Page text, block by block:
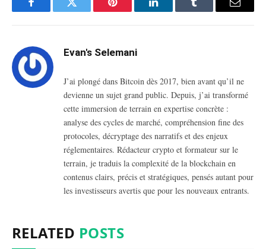
FacebookTwitter Pinterest LinkedInTumblr Email
Evan's Selemani
J’ai plongé dans Bitcoin dès 2017, bien avant qu’il ne
devienne un sujet grand public. Depuis, j’ai transformé
cette immersion de terrain en expertise concrète :
analyse des cycles de marché, compréhension fine des
protocoles, décryptage des narratifs et des enjeux
réglementaires. Rédacteur crypto et formateur sur le
terrain, je traduis la complexité de la blockchain en
contenus clairs, précis et stratégiques, pensés autant pour
les investisseurs avertis que pour les nouveaux entrants.
RELATED POSTS